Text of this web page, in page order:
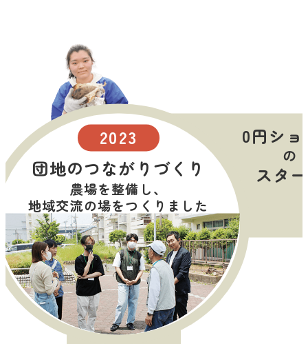
0円シ
の
スタ
2023
団地のつながりづくり
農場を整備し、
地域交流の場をつくりました